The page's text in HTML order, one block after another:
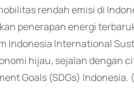
rendah emisi di
penerapan energi
Indonesia International
hijau, sejalan dengan
Goals (SDGs) Indonesia.